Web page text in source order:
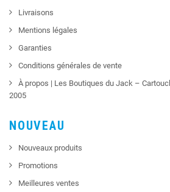
Livraisons
Mentions légales
Garanties
Conditions générales de vente
À propos | Les Boutiques du Jack –
2005
NOUVEAU
Nouveaux produits
Promotions
Meilleures ventes